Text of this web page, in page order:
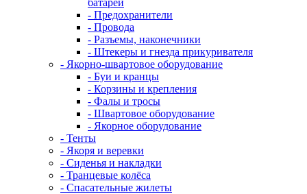
- Предохранители
- Провода
- Разъемы, наконечники
- Штекеры и гнезда прикуривателя
- Якорно-швартовое оборудование
- Буи и кранцы
- Корзины и крепления
- Фалы и тросы
- Швартовое оборудование
- Якорное оборудование
- Тенты
- Якоря и веревки
- Сиденья и накладки
- Транцевые колёса
- Спасательные жилеты